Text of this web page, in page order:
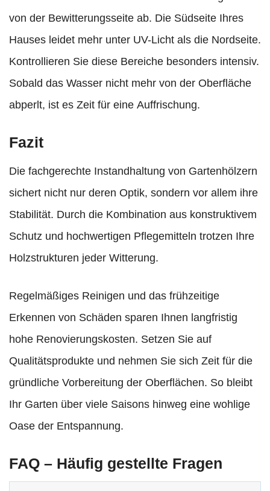
von der Bewitterungsseite ab. Die Südseite Ihres
Hauses leidet mehr unter UV-Licht als die Nordseite.
Kontrollieren Sie diese Bereiche besonders intensiv.
Sobald das Wasser nicht mehr von der Oberfläche
abperlt, ist es Zeit für eine Auffrischung.
Fazit
Die fachgerechte Instandhaltung von Gartenhölzern
sichert nicht nur deren Optik, sondern vor allem ihre
Stabilität. Durch die Kombination aus konstruktivem
Schutz und hochwertigen Pflegemitteln trotzen Ihre
Holzstrukturen jeder Witterung.
Regelmäßiges Reinigen und das frühzeitige
Erkennen von Schäden sparen Ihnen langfristig
hohe Renovierungskosten. Setzen Sie auf
Qualitätsprodukte und nehmen Sie sich Zeit für die
gründliche Vorbereitung der Oberflächen. So bleibt
Ihr Garten über viele Saisons hinweg eine wohlige
Oase der Entspannung.
FAQ – Häufig gestellte Fragen